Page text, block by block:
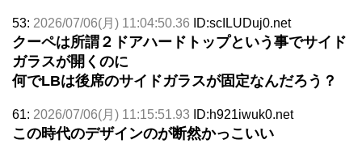
53: 2026/07/06(月) 11:04:50.36 ID:scILUDuj0.net
クーペは所謂２ドアハードトップという事でサイド
ガラスが開くのに
何でLBは後席のサイドガラスが固定なんだろう？
61: 2026/07/06(月) 11:15:51.93 ID:h921iwuk0.net
この時代のデザインのが断然かっこいい